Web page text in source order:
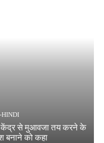
HINDI
केंद्र से मुआवजा तय करने के
बनाने को कहा